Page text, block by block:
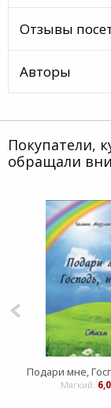
Отзывы
Авторы
Покупатели,
обращали
Подари мне,
Мягкий: